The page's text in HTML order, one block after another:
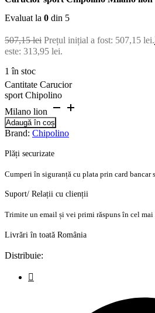
Evaluat la 0 din 5
507,15lei Prețul inițial a fost: 507,15 lei.
este: 313,95 lei.
1 în stoc
Cantitate Carucior
sport Chipolino
Milano lion
Adaugă în coș
Brand: Chipolino
Plăți securizate
Cumperi în siguranță cu plata prin card bancar
Suport/ Relații cu clienții
Trimite un email și vei primi răspuns în cel mai
Livrări în toată România
Distribuie: